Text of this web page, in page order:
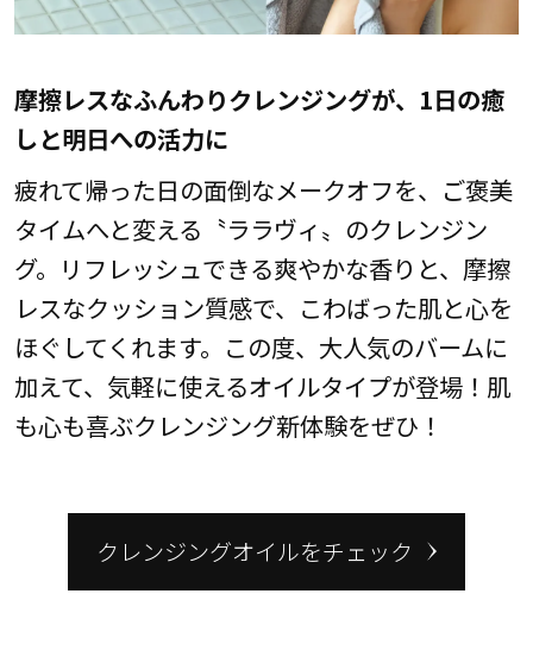
摩擦レスなふんわりクレンジングが、1日の癒
しと明日への活力に
疲れて帰った日の面倒なメークオフを、ご褒美
タイムへと変える〝ララヴィ〟のクレンジン
グ。リフレッシュできる爽やかな香りと、摩擦
レスなクッション質感で、こわばった肌と心を
ほぐしてくれます。この度、大人気のバームに
加えて、気軽に使えるオイルタイプが登場！肌
も心も喜ぶクレンジング新体験をぜひ！
クレンジングオイルをチェック